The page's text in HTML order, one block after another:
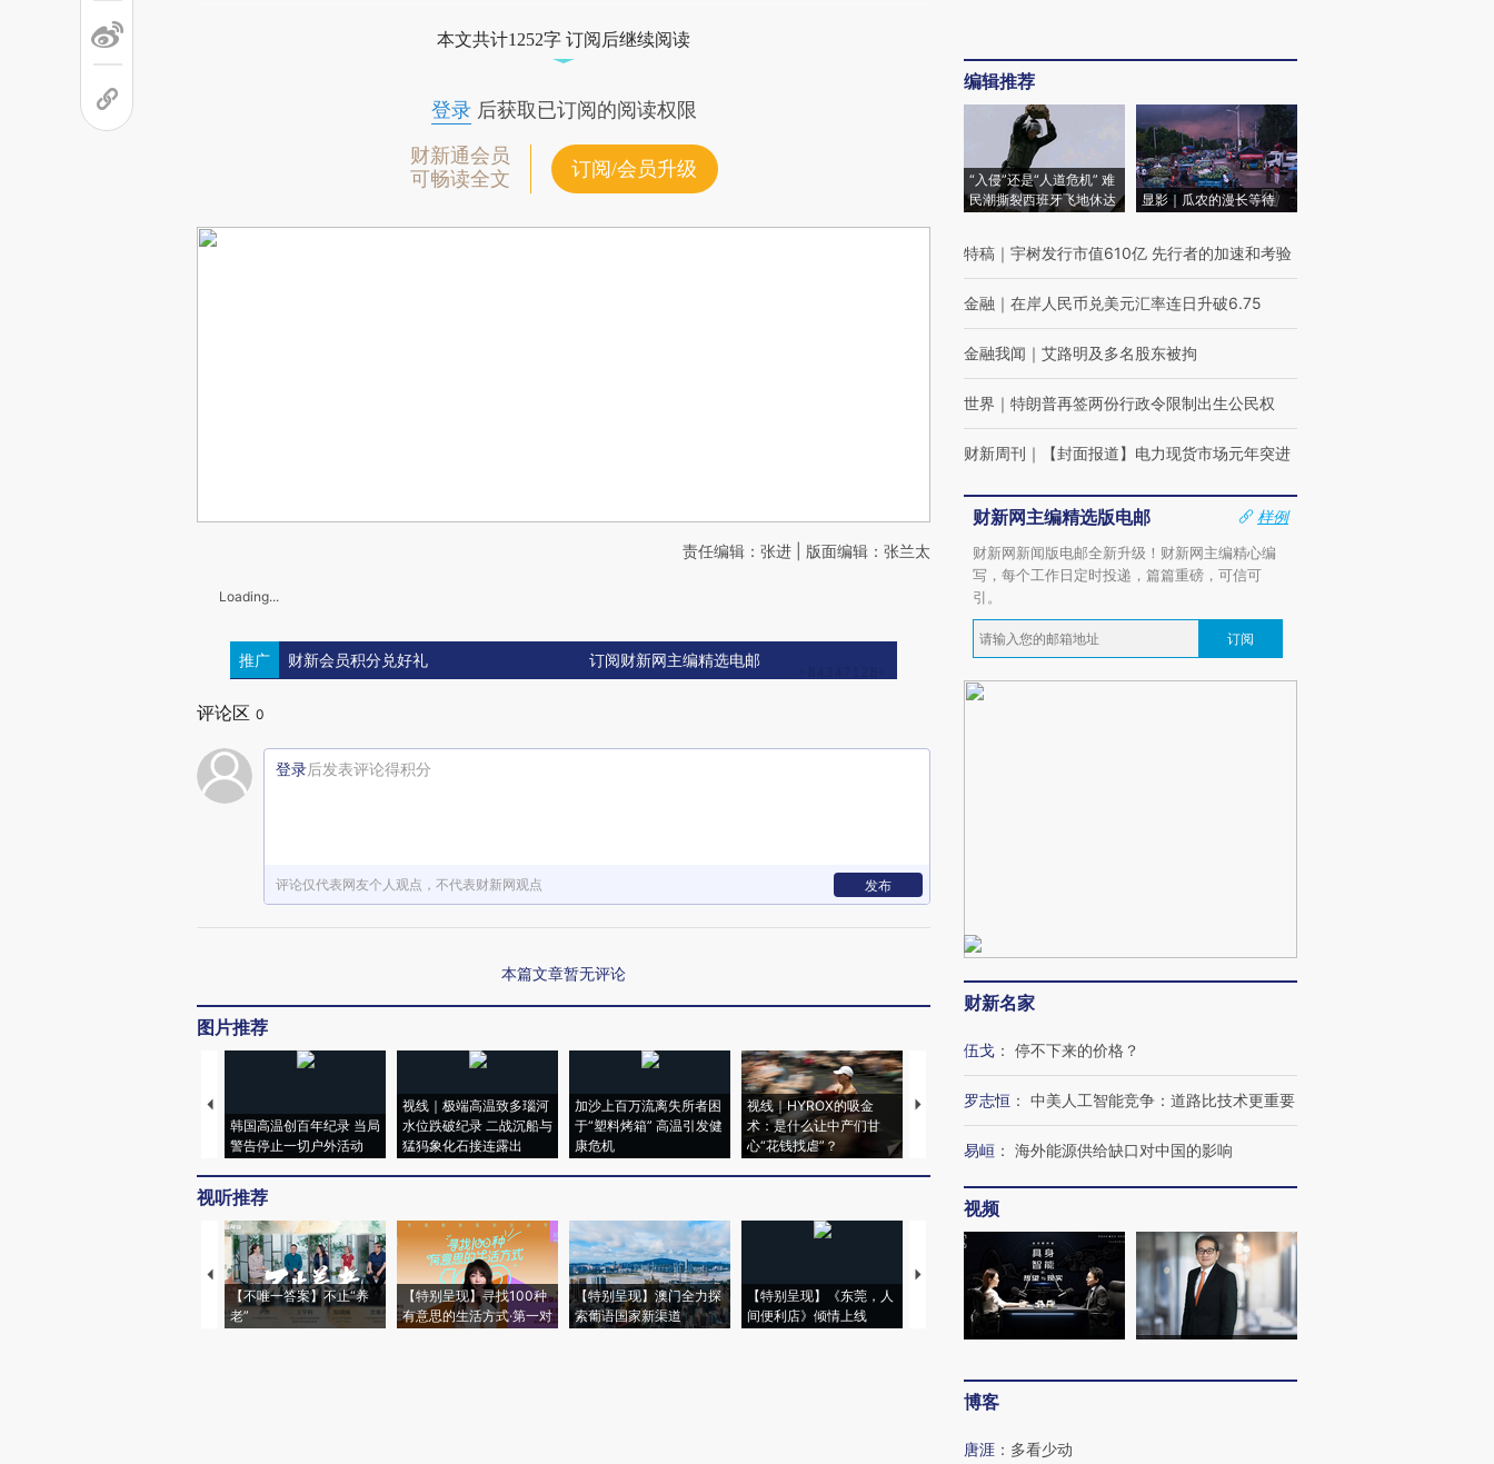
本文共计1252字 订阅后继续阅读
登录后获取已订阅的阅读权限
财新通会员
可畅读全文
订阅/会员升级
责任编辑：张进 | 版面编辑：张兰太
Loading...
推广 财新会员积分兑好礼 订阅财新网主编精选电邮
评论区 0
登录后发表评论得积分
评论仅代表网友个人观点，不代表财新网观点 发布
本篇文章暂无评论
图片推荐
韩国高温创百年纪录 当局
警告停止一切户外活动
视线｜极端高温致多瑙河
水位跌破纪录 二战沉船与
猛犸象化石接连露出
加沙上百万流离失所者困
于“塑料烤箱” 高温引发健
康危机
视线｜HYROX的吸金
术：是什么让中产们甘
心“花钱找虐”？
马航飞行员跨国走私7万
粒摇头丸 尿检体内含3种
视线｜被称为“蟑螂”的印
度Z世代 用街头抗争将教
育部长拱下台
视线｜“入侵”还是“人道危
机”？难民潮撕裂西班牙
视听推荐
【不唯一答案】不止“养
老”
【特别呈现】寻找100种
有意思的生活方式·第一对
【特别呈现】澳门全力探
索葡语国家新渠道
【特别呈现】《东莞，人
间便利店》倾情上线
【推广】走进第四届链博
会，让数智科技“链”接产
【特别呈现】寻找100种
有意思的生活方式·第三对
【商旅对话】华住集团
CFO：不靠规模取胜，华
住三大增长引擎是什么？
编辑推荐
“入侵”还是“人道危机” 难
民潮撕裂西班牙飞地休达
显影｜瓜农的漫长等待
特稿 ｜ 宇树发行市值610亿 先行者的加速和考验
金融 ｜ 在岸人民币兑美元汇率连日升破6.75
金融我闻 ｜ 艾路明及多名股东被拘
世界 ｜ 特朗普再签两份行政令限制出生公民权
财新周刊 ｜ 【封面报道】电力现货市场元年突进
财新网主编精选版电邮
样例
财新网新闻版电邮全新升级！财新网主编精心编
写，每个工作日定时投递，篇篇重磅，可信可
引。
订阅
财新名家
伍戈 ： 停不下来的价格？
罗志恒 ： 中美人工智能竞争：道路比技术更重要
易峘 ： 海外能源供给缺口对中国的影响
视频
博客
唐涯 ： 多看少动